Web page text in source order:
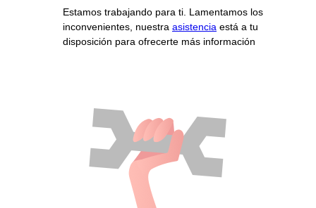
Estamos trabajando para ti. Lamentamos los
inconvenientes, nuestra asistencia está a tu
disposición para ofrecerte más información